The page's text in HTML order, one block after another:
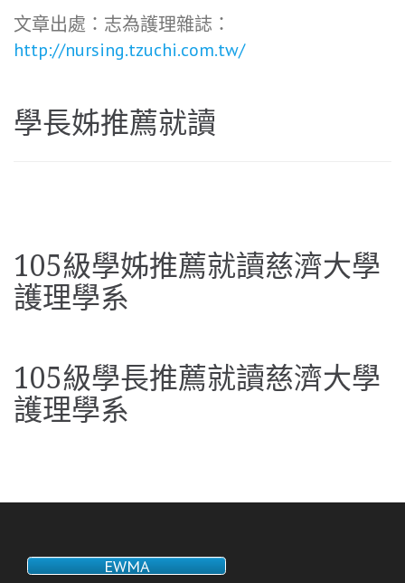
文章出處：志為護理雜誌：
http://nursing.tzuchi.com.tw/
學長姊推薦就讀
105級學姊推薦就讀慈濟大學
護理學系
105級學長推薦就讀慈濟大學
護理學系
EWMA